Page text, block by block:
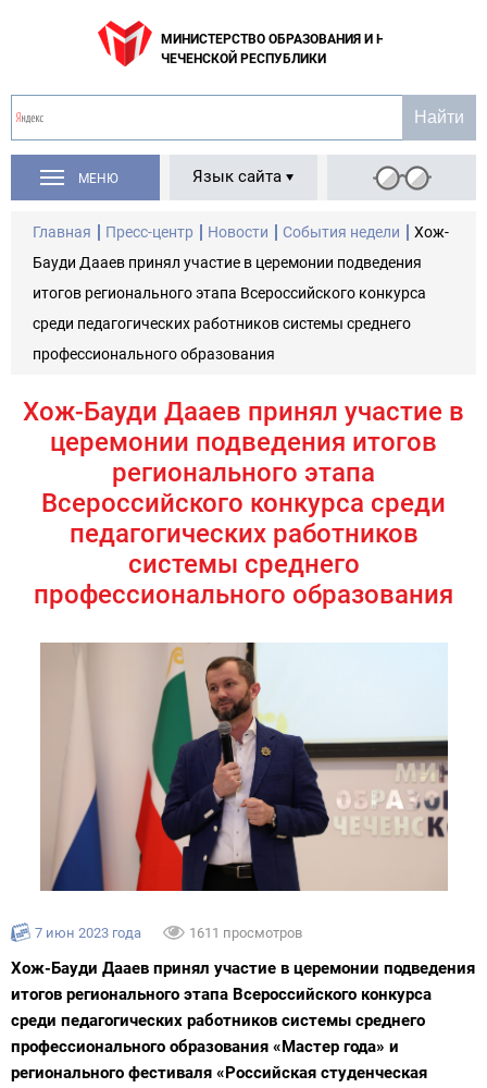
МИНИСТЕРСТВО ОБРАЗОВАНИЯ И НАУКИ
ЧЕЧЕНСКОЙ РЕСПУБЛИКИ
МЕНЮ Язык сайта
Главная Пресс-центр Новости События недели
Хож-
Бауди Дааев принял участие в церемонии подведения
итогов регионального этапа Всероссийского конкурса
среди педагогических работников системы среднего
профессионального образования
Хож-Бауди Дааев принял участие в
церемонии подведения итогов
регионального этапа
Всероссийского конкурса среди
педагогических работников
системы среднего
профессионального образования
7 июн 2023 года 1611 просмотров
Хож-Бауди Дааев принял участие в церемонии подведения
итогов регионального этапа Всероссийского конкурса
среди педагогических работников системы среднего
профессионального образования «Мастер года» и
регионального фестиваля «Российская студенческая